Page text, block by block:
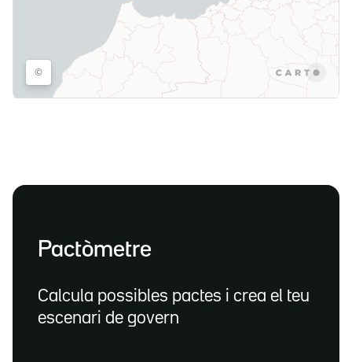
Pactòmetre
Calcula possibles pactes i crea el teu
escenari de govern